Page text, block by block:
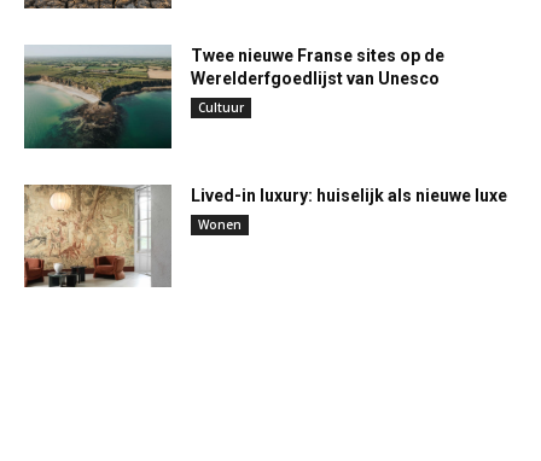
Twee nieuwe Franse sites op de
Werelderfgoedlijst van Unesco
Cultuur
Lived-in luxury: huiselijk als nieuwe luxe
Wonen